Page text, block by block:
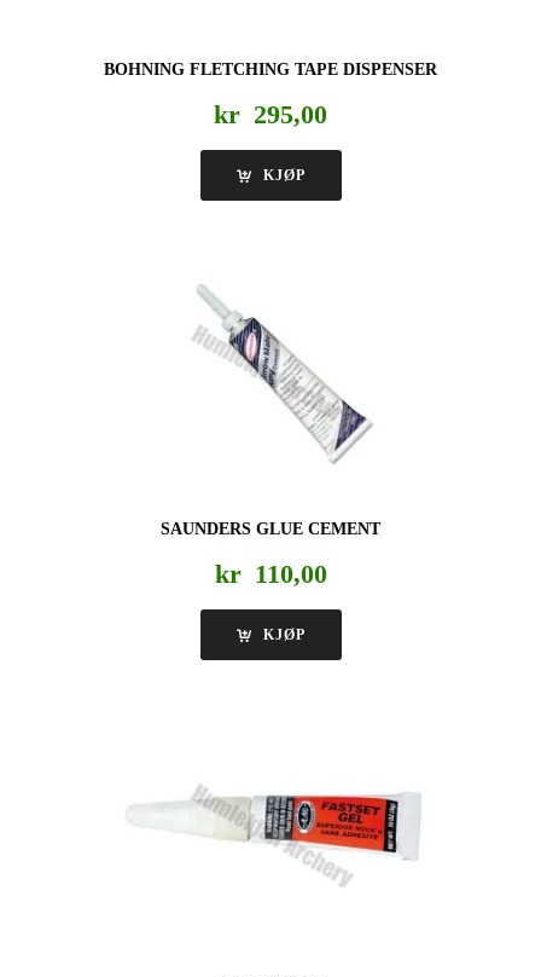
BOHNING FLETCHING TAPE DISPENSER
kr 295,00
KJØP
SAUNDERS GLUE CEMENT
kr 110,00
KJØP